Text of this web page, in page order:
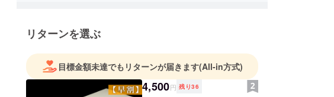
フトなどにも多く活用されている。
リターンを選ぶ
目標金額未達でもリターンが届きます(All-in方式)
4,500円 残り36